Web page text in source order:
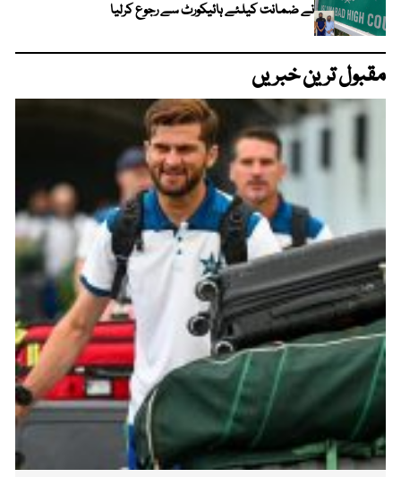
نے ضمانت کیلئے ہائیکورٹ سے رجوع کرلیا
مقبول ترین خبریں